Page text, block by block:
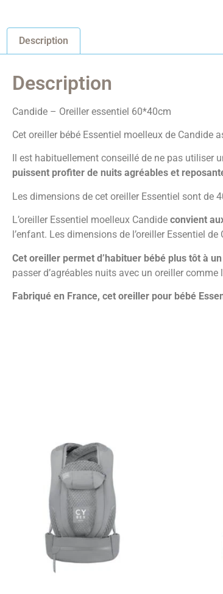
Description
Description
Candide – Oreiller essentiel 60*40cm
Cet oreiller bébé Essentiel moelleux de Candide
Il est habituellement conseillé de ne pas utiliser
puissent profiter de nuits agréables et
Les dimensions de cet oreiller Essentiel sont de
L’oreiller Essentiel moelleux Candide convient
l’enfant. Les dimensions de l’oreiller Essentiel
Cet oreiller permet d’habituer bébé plus tôt à
passer d’agréables nuits avec un oreiller
Fabriqué en France, cet oreiller pour bébé